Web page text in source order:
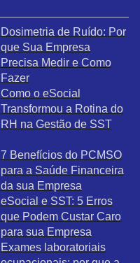
Dosimetria de Ruído: Por
que Sua Empresa
Precisa Medir e Como
Fazer
Como o eSocial
Transformou a Rotina do
RH na Gestão de SST
7 Benefícios do PCMSO
para a Saúde Financeira
da sua Empresa
eSocial e SST: 5 Erros
que Podem Custar Caro
para sua Empresa
Exames laboratoriais